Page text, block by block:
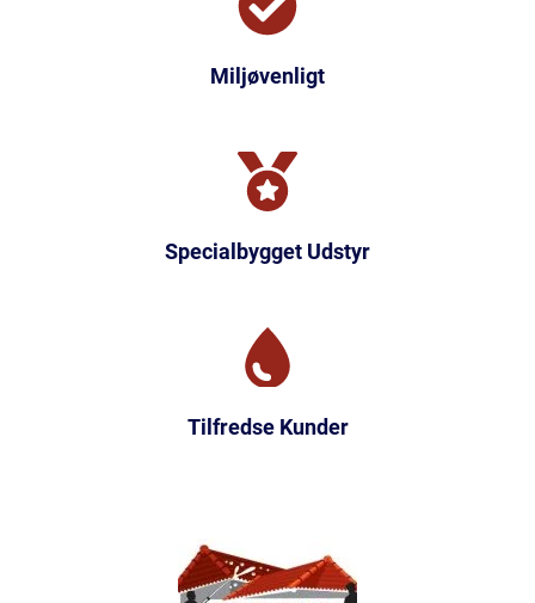
Miljøvenligt
Specialbygget Udstyr
Tilfredse Kunder